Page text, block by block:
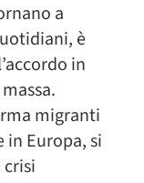
a
è
in
migranti
in Europa, si